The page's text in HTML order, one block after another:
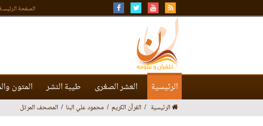
الصفحة
الرئيسية العشر الصغرى طيبة النشر المتون
الرئيسية القرآن الكريم محمود علي البنا المصحف المرتل